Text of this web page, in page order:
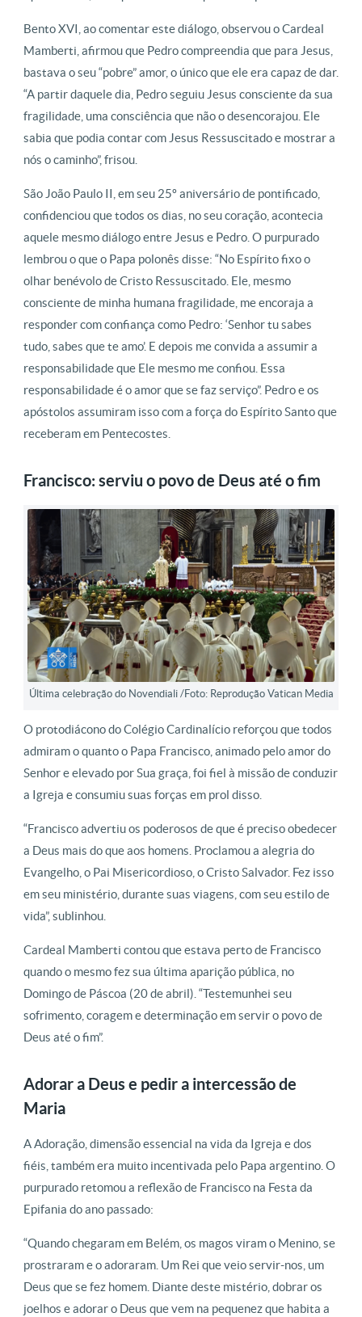
Bento XVI, ao comentar este diálogo, observou o Cardeal
Mamberti, afirmou que Pedro compreendia que para Jesus,
bastava o seu “pobre” amor, o único que ele era capaz de dar.
“A partir daquele dia, Pedro seguiu Jesus consciente da sua
fragilidade, uma consciência que não o desencorajou. Ele
sabia que podia contar com Jesus Ressuscitado e mostrar a
nós o caminho”, frisou.
São João Paulo II, em seu 25º aniversário de pontificado,
confidenciou que todos os dias, no seu coração, acontecia
aquele mesmo diálogo entre Jesus e Pedro. O purpurado
lembrou o que o Papa polonês disse: “No Espírito fixo o
olhar benévolo de Cristo Ressuscitado. Ele, mesmo
consciente de minha humana fragilidade, me encoraja a
responder com confiança como Pedro: ‘Senhor tu sabes
tudo, sabes que te amo’. E depois me convida a assumir a
responsabilidade que Ele mesmo me confiou. Essa
responsabilidade é o amor que se faz serviço”. Pedro e os
apóstolos assumiram isso com a força do Espírito Santo que
receberam em Pentecostes.
Francisco: serviu o povo de Deus até o fim
Última celebração do Novendiali /Foto: Reprodução Vatican Media
O protodiácono do Colégio Cardinalício reforçou que todos
admiram o quanto o Papa Francisco, animado pelo amor do
Senhor e elevado por Sua graça, foi fiel à missão de conduzir
a Igreja e consumiu suas forças em prol disso.
“Francisco advertiu os poderosos de que é preciso obedecer
a Deus mais do que aos homens. Proclamou a alegria do
Evangelho, o Pai Misericordioso, o Cristo Salvador. Fez isso
em seu ministério, durante suas viagens, com seu estilo de
vida”, sublinhou.
Cardeal Mamberti contou que estava perto de Francisco
quando o mesmo fez sua última aparição pública, no
Domingo de Páscoa (20 de abril). “Testemunhei seu
sofrimento, coragem e determinação em servir o povo de
Deus até o fim”.
Adorar a Deus e pedir a intercessão de
Maria
A Adoração, dimensão essencial na vida da Igreja e dos
fiéis, também era muito incentivada pelo Papa argentino. O
purpurado retomou a reflexão de Francisco na Festa da
Epifania do ano passado:
“Quando chegaram em Belém, os magos viram o Menino, se
prostraram e o adoraram. Um Rei que veio servir-nos, um
Deus que se fez homem. Diante deste mistério, dobrar os
joelhos e adorar o Deus que vem na pequenez que habita a